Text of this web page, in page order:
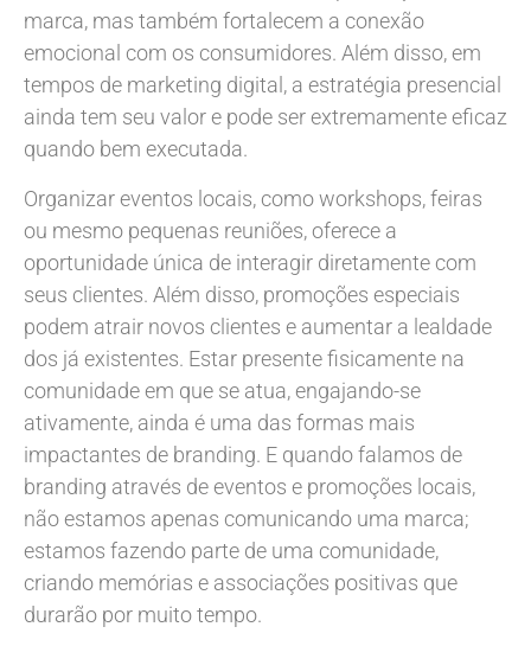
marca, mas também fortalecem a conexão
emocional com os consumidores. Além disso, em
tempos de marketing digital, a estratégia presencial
ainda tem seu valor e pode ser extremamente eficaz
quando bem executada.
Organizar eventos locais, como workshops, feiras
ou mesmo pequenas reuniões, oferece a
oportunidade única de interagir diretamente com
seus clientes. Além disso, promoções especiais
podem atrair novos clientes e aumentar a lealdade
dos já existentes. Estar presente fisicamente na
comunidade em que se atua, engajando-se
ativamente, ainda é uma das formas mais
impactantes de branding. E quando falamos de
branding através de eventos e promoções locais,
não estamos apenas comunicando uma marca;
estamos fazendo parte de uma comunidade,
criando memórias e associações positivas que
durarão por muito tempo.